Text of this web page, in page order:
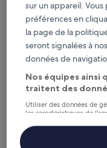
changement
Gagnez des
nuit séjournée
Économisez
Consultez les
sur un appareil.
préférences en
la page de la
seront signalées à
données de
Nos équipes ainsi
traitent des
Utiliser des données de
les caractéristiques de
personnalisés, mesure de
études d’audience et